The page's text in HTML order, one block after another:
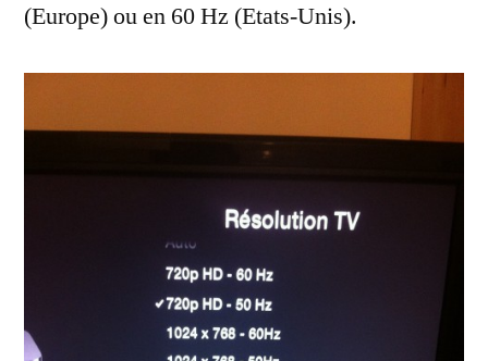
(Europe) ou en 60 Hz (Etats-Unis).